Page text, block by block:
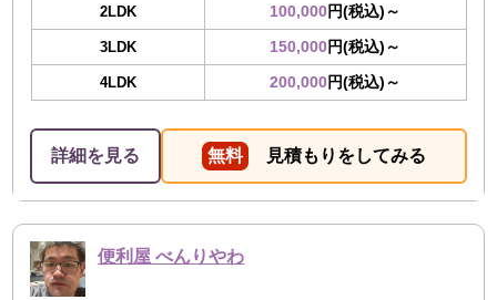
2LDK 100,000円(税込)～
3LDK 150,000円(税込)～
4LDK 200,000円(税込)～
詳細を見る 無料 見積もりをしてみる
便利屋 べんりやわ